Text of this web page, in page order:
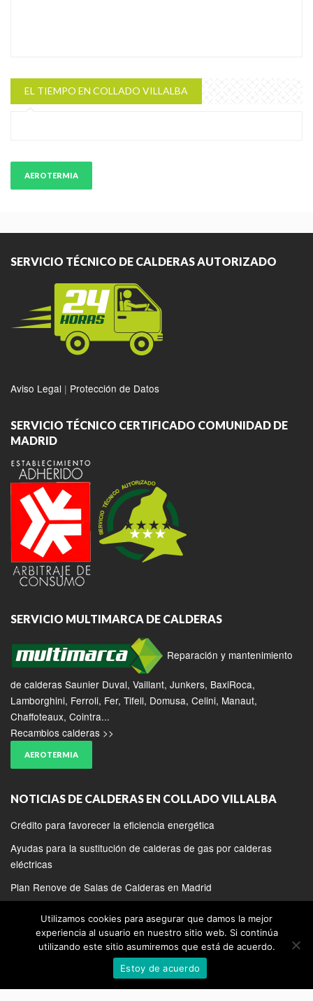
EL TIEMPO EN COLLADO VILLALBA
AEROTERMIA
Utilizamos cookies para asegurar que damos la mejor
experiencia al usuario en nuestro sitio web. Si continúa
utilizando este sitio asumiremos que está de acuerdo.
Estoy de acuerdo
SERVICIO TÉCNICO DE CALDERAS AUTORIZADO
Aviso Legal | Protección de Datos
SERVICIO TÉCNICO CERTIFICADO COMUNIDAD DE
MADRID
SERVICIO MULTIMARCA DE CALDERAS
Reparación y mantenimiento
de calderas Saunier Duval, Vaillant, Junkers, BaxiRoca,
Lamborghini, Ferroli, Fer, Tifell, Domusa, Celini, Manaut,
Chaffoteaux, Cointra...
Recambios calderas >>
AEROTERMIA
NOTICIAS DE CALDERAS EN COLLADO VILLALBA
Crédito para favorecer la eficiencia energética
Ayudas para la sustitución de calderas de gas por calderas
eléctricas
Plan Renove de Salas de Calderas en Madrid
COPYRIGHT 2020 | REPARACION DE CALDERAS EN COLLADO
SERVICIO TECNICO BAXIROCA EN COLLADO VILLALBA